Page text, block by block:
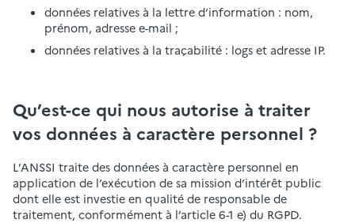
données relatives à la lettre d’information : nom,
prénom, adresse e-mail ;
données relatives à la traçabilité : logs et adresse IP.
Qu’est-ce qui nous autorise à traiter
vos données à caractère personnel ?
L’ANSSI traite des données à caractère personnel en
application de l’exécution de sa mission d’intérêt public
dont elle est investie en qualité de responsable de
traitement, conformément à l’article 6-1 e) du RGPD.